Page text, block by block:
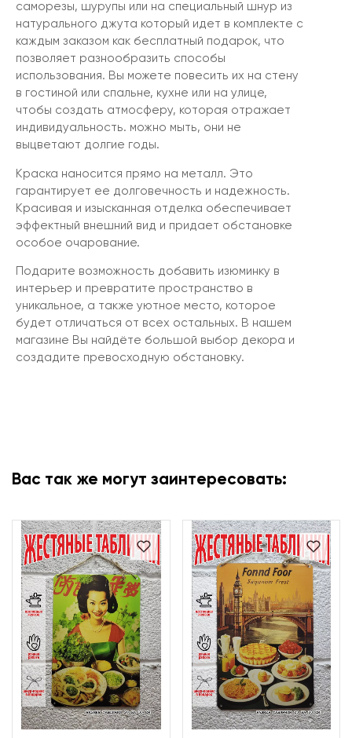
саморезы, шурупы или на специальный шнур из
натурального джута который идет в комплекте с
каждым заказом как бесплатный подарок, что
позволяет разнообразить способы
использования. Вы можете повесить их на стену
в гостиной или спальне, кухне или на улице,
чтобы создать атмосферу, которая отражает
индивидуальность. можно мыть, они не
выцветают долгие годы.
Краска наносится прямо на металл. Это
гарантирует ее долговечность и надежность.
Красивая и изысканная отделка обеспечивает
эффектный внешний вид и придает обстановке
особое очарование.
Подарите возможность добавить изюминку в
интерьер и превратите пространство в
уникальное, а также уютное место, которое
будет отличаться от всех остальных. В нашем
магазине Вы найдёте большой выбор декора и
создадите превосходную обстановку.
Вас так же могут заинтересовать: